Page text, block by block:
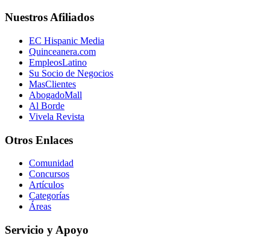
Nuestros Afiliados
EC Hispanic Media
Quinceanera.com
EmpleosLatino
Su Socio de Negocios
MasClientes
AbogadoMall
Al Borde
Vivela Revista
Otros Enlaces
Comunidad
Concursos
Artículos
Categorías
Áreas
Servicio y Apoyo